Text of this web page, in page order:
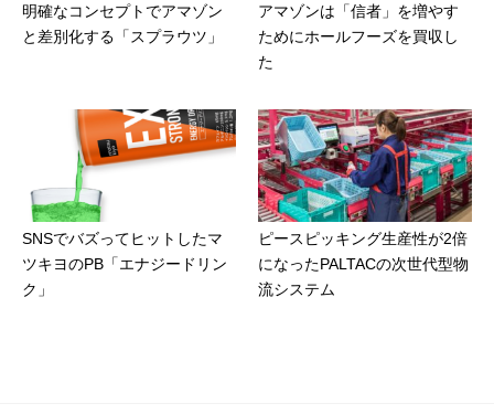
明確なコンセプトでアマゾン
と差別化する「スプラウツ」
アマゾンは「信者」を増やす
ためにホールフーズを買収し
た
SNSでバズってヒットしたマ
ツキヨのPB「エナジードリン
ク」
ピースピッキング生産性が2倍
になったPALTACの次世代型物
流システム